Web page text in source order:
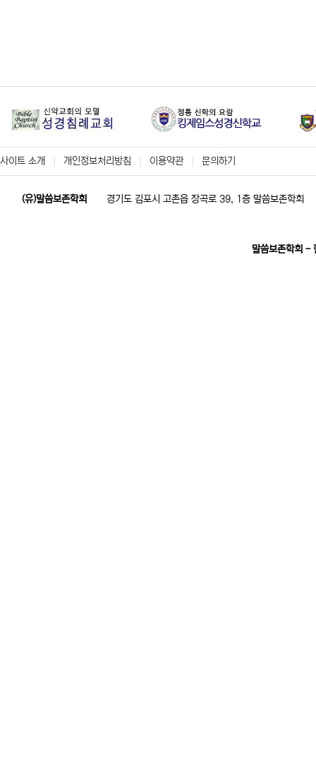
사이트 소개 개인정보처리방침 이용약관 문의하기
(유)말씀보존학회 경기도 김포시 고촌읍 장곡로 39, 1층 말씀보존학회
말씀보존학회 -